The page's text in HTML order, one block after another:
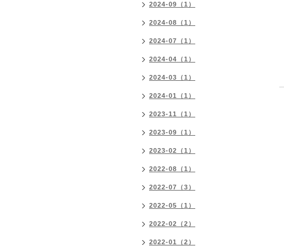
2024-09（1）
2024-08（1）
2024-07（1）
2024-04（1）
2024-03（1）
2024-01（1）
2023-11（1）
2023-09（1）
2023-02（1）
2022-08（1）
2022-07（3）
2022-05（1）
2022-02（2）
2022-01（2）